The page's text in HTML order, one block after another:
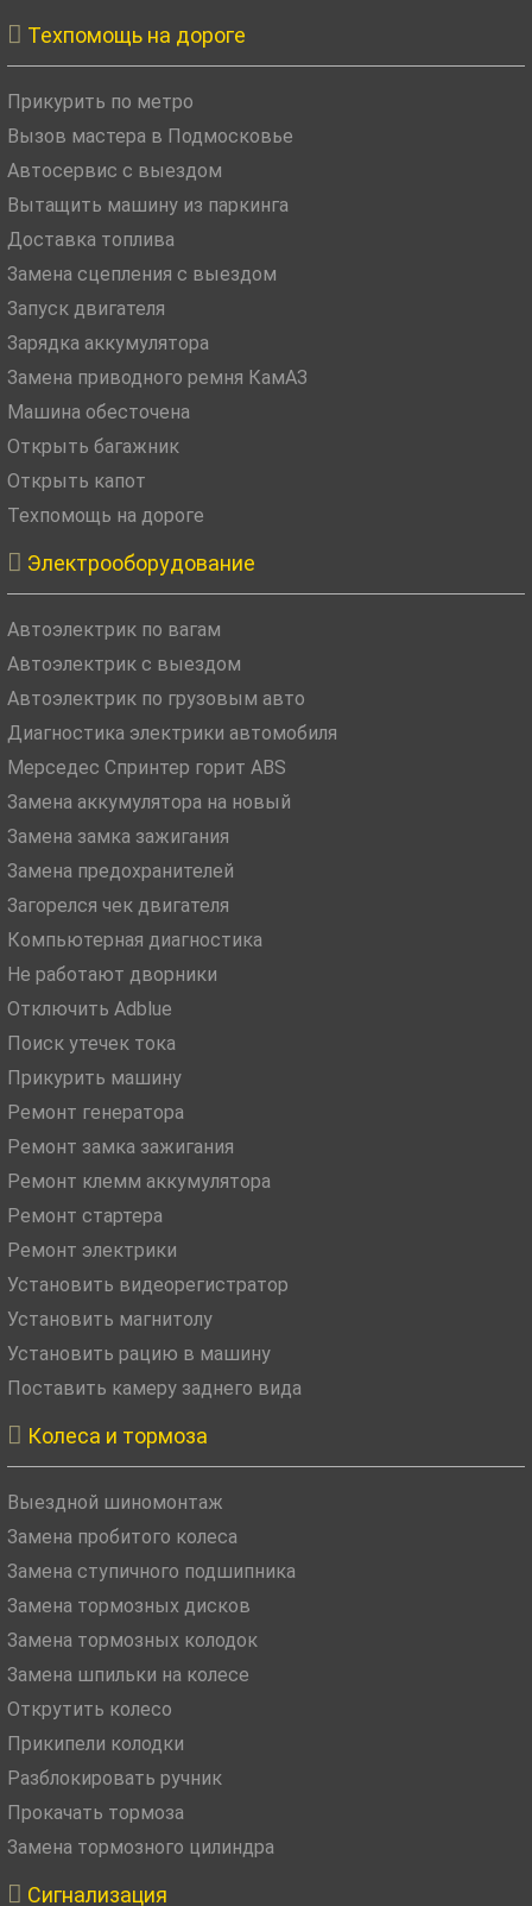
 Техпомощь на дороге
Прикурить по метро
Вызов мастера в Подмосковье
Автосервис с выездом
Вытащить машину из паркинга
Доставка топлива
Замена сцепления с выездом
Запуск двигателя
Зарядка аккумулятора
Замена приводного ремня КамАЗ
Машина обесточена
Открыть багажник
Открыть капот
Техпомощь на дороге
 Электрооборудование
Автоэлектрик по вагам
Автоэлектрик с выездом
Автоэлектрик по грузовым авто
Диагностика электрики автомобиля
Мерседес Спринтер горит ABS
Замена аккумулятора на новый
Замена замка зажигания
Замена предохранителей
Загорелся чек двигателя
Компьютерная диагностика
Не работают дворники
Отключить Adblue
Поиск утечек тока
Прикурить машину
Ремонт генератора
Ремонт замка зажигания
Ремонт клемм аккумулятора
Ремонт стартера
Ремонт электрики
Установить видеорегистратор
Установить магнитолу
Установить рацию в машину
Поставить камеру заднего вида
 Колеса и тормоза
Выездной шиномонтаж
Замена пробитого колеса
Замена ступичного подшипника
Замена тормозных дисков
Замена тормозных колодок
Замена шпильки на колесе
Открутить колесо
Прикипели колодки
Разблокировать ручник
Прокачать тормоза
Замена тормозного цилиндра
 Сигнализация